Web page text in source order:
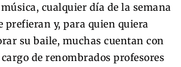
cualquier día de la semana
prefieran y, para quien quiera
su baile, muchas cuentan con
de renombrados profesores